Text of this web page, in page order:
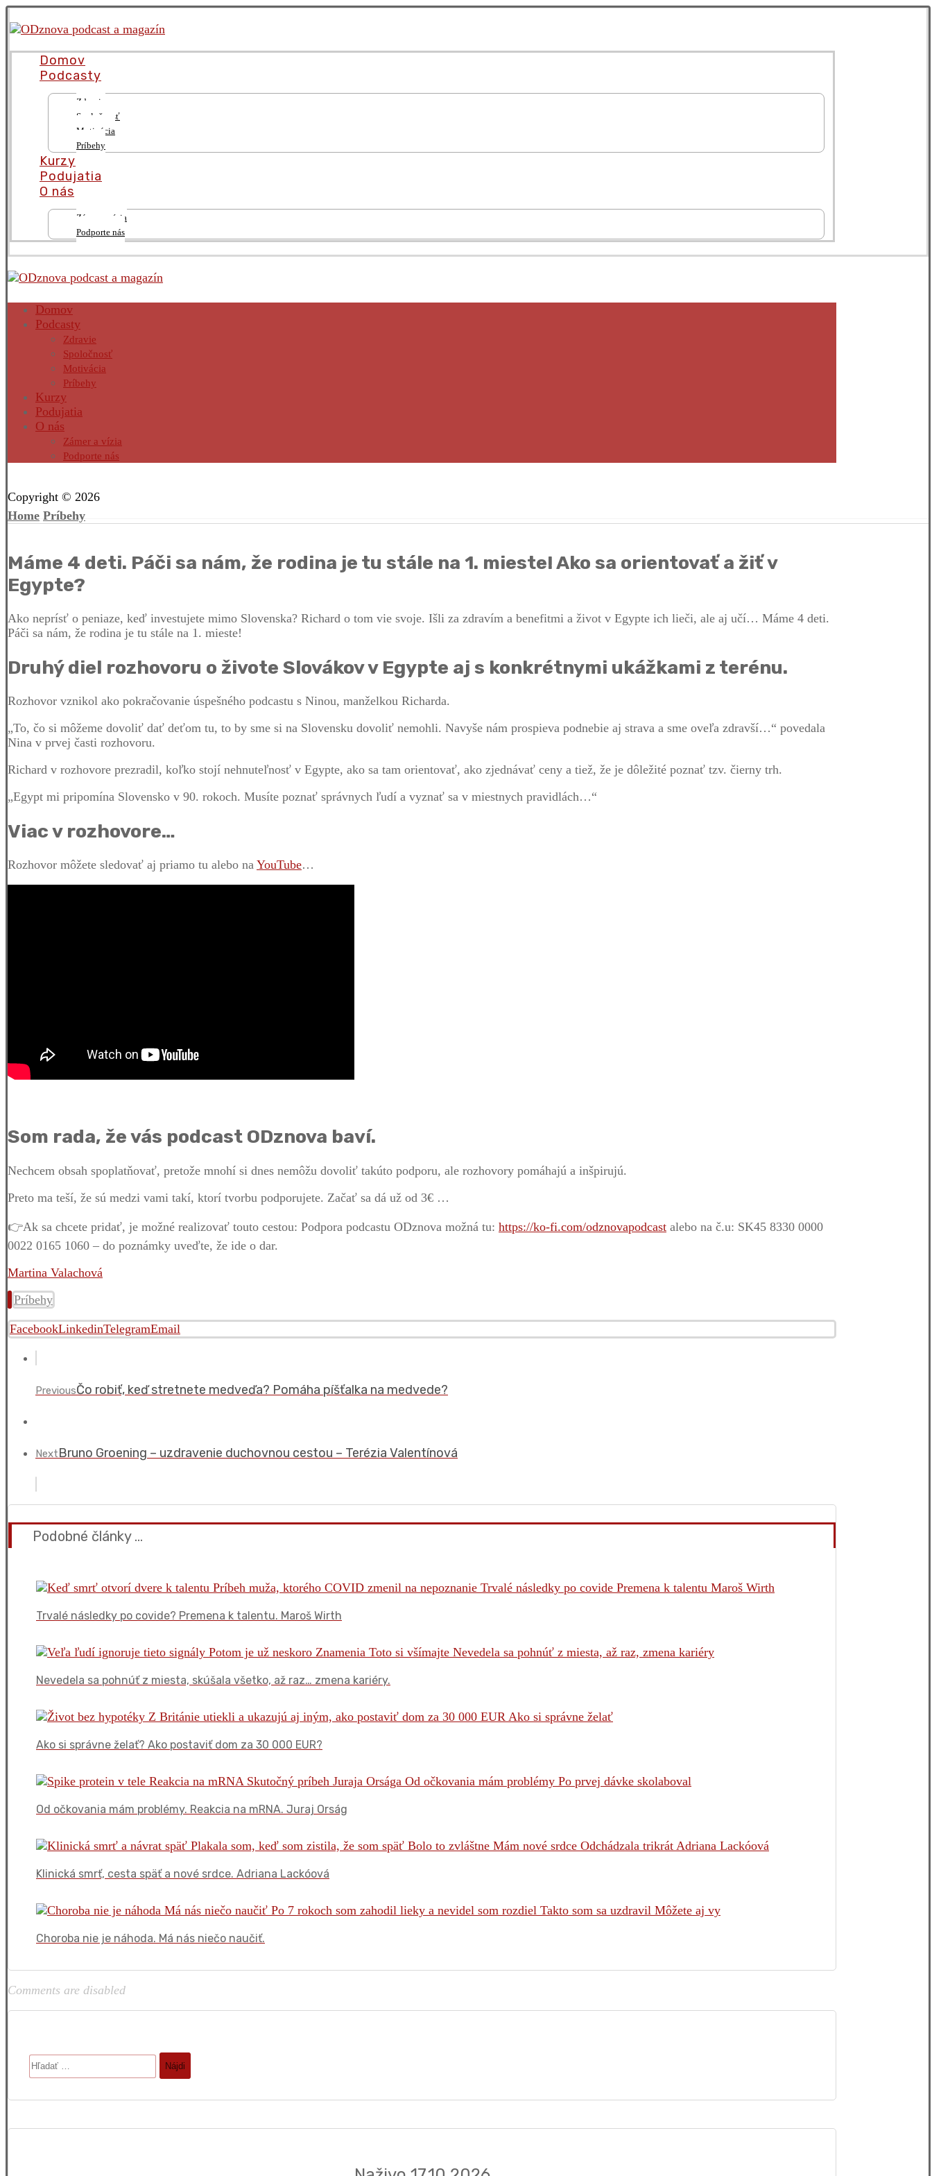
Domov
Podcasty
Zdravie
Spoločnosť
Motivácia
Príbehy
Kurzy
Podujatia
O nás
Zámer a vízia
Podporte nás
Domov
Podcasty
Zdravie
Spoločnosť
Motivácia
Príbehy
Kurzy
Podujatia
O nás
Zámer a vízia
Podporte nás
Copyright © 2026
Home Príbehy
Máme 4 deti. Páči sa nám, že rodina je tu stále na 1. mieste! Ako sa orientovať a žiť v
Egypte?
Ako neprísť o peniaze, keď investujete mimo Slovenska? Richard o tom vie svoje. Išli za zdravím a benefitmi a život v Egypte ich lieči, ale aj učí… Máme 4 deti.
Páči sa nám, že rodina je tu stále na 1. mieste!
Druhý diel rozhovoru o živote Slovákov v Egypte aj s konkrétnymi ukážkami z terénu.
Rozhovor vznikol ako pokračovanie úspešného podcastu s Ninou, manželkou Richarda.
„To, čo si môžeme dovoliť dať deťom tu, to by sme si na Slovensku dovoliť nemohli. Navyše nám prospieva podnebie aj strava a sme oveľa zdravší…“ povedala
Nina v prvej časti rozhovoru.
Richard v rozhovore prezradil, koľko stojí nehnuteľnosť v Egypte, ako sa tam orientovať, ako zjednávať ceny a tiež, že je dôležité poznať tzv. čierny trh.
„Egypt mi pripomína Slovensko v 90. rokoch. Musíte poznať správnych ľudí a vyznať sa v miestnych pravidlách…“
Viac v rozhovore…
Rozhovor môžete sledovať aj priamo tu alebo na YouTube…
Som rada, že vás podcast ODznova baví.
Nechcem obsah spoplatňovať, pretože mnohí si dnes nemôžu dovoliť takúto podporu, ale rozhovory pomáhajú a inšpirujú.
Preto ma teší, že sú medzi vami takí, ktorí tvorbu podporujete. Začať sa dá už od 3€ …
👉Ak sa chcete pridať, je možné realizovať touto cestou: Podpora podcastu ODznova možná tu: https://ko-fi.com/odznovapodcast alebo na č.u: SK45 8330 0000
0022 0165 1060 – do poznámky uveďte, že ide o dar.
Martina Valachová
Príbehy
FacebookLinkedinTelegramEmail
PreviousČo robiť, keď stretnete medveďa? Pomáha píšťalka na medvede?
NextBruno Groening – uzdravenie duchovnou cestou – Terézia Valentínová
Podobné články ...
Trvalé následky po covide? Premena k talentu. Maroš Wirth
Nevedela sa pohnúť z miesta, skúšala všetko, až raz… zmena kariéry.
Ako si správne želať? Ako postaviť dom za 30 000 EUR?
Od očkovania mám problémy. Reakcia na mRNA. Juraj Orság
Klinická smrť, cesta späť a nové srdce. Adriana Lackóová
Choroba nie je náhoda. Má nás niečo naučiť.
Comments are disabled
Hľadať: